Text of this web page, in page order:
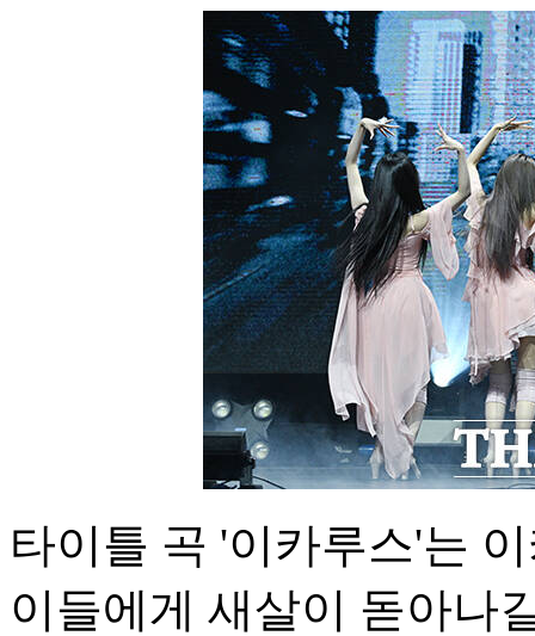
타이틀 곡 '이카루스'는
이들에게 새살이 돋아나